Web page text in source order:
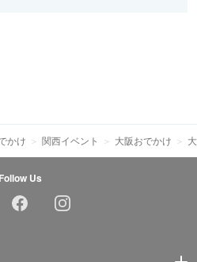
かけ 関西イベント 大阪おでかけ
Follow Us